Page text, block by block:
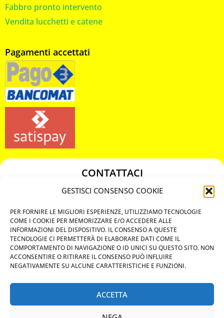
GESTISCI CONSENSO COOKIE
PER FORNIRE LE MIGLIORI ESPERIENZE, UTILIZZIAMO TECNOLOGIE
COME I COOKIE PER MEMORIZZARE E/O ACCEDERE ALLE
INFORMAZIONI DEL DISPOSITIVO. IL CONSENSO A QUESTE
TECNOLOGIE CI PERMETTERÀ DI ELABORARE DATI COME IL
COMPORTAMENTO DI NAVIGAZIONE O ID UNICI SU QUESTO SITO. NON
ACCONSENTIRE O RITIRARE IL CONSENSO PUÒ INFLUIRE
NEGATIVAMENTE SU ALCUNE CARATTERISTICHE E FUNZIONI.
ACCETTA
Fabbro pronto intervento
Vendita lucchetti e catene
Pagamenti accettati
CONTATTACI
349 3863811
chiavicodificate@gmail.com
Privacy Policy
Cookie Policy
MAPS